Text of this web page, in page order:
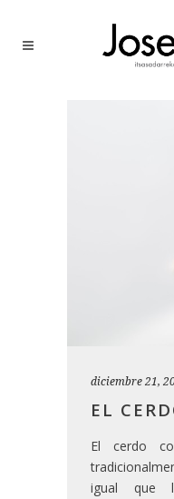
diciembre 21,
EL
El cerdo
igual que